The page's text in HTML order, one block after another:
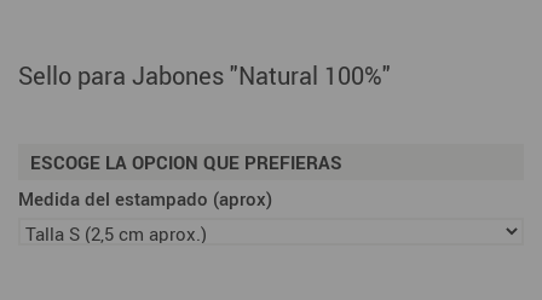
Sello para Jabones "Natural 100%"
ESCOGE LA OPCION QUE PREFIERAS
Medida del estampado (aprox)